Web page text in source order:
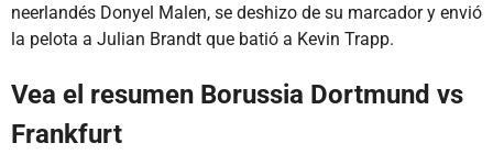
neerlandés Donyel Malen, se deshizo de su marcador y envió
la pelota a Julian Brandt que batió a Kevin Trapp.
Vea el resumen Borussia Dortmund vs
Frankfurt